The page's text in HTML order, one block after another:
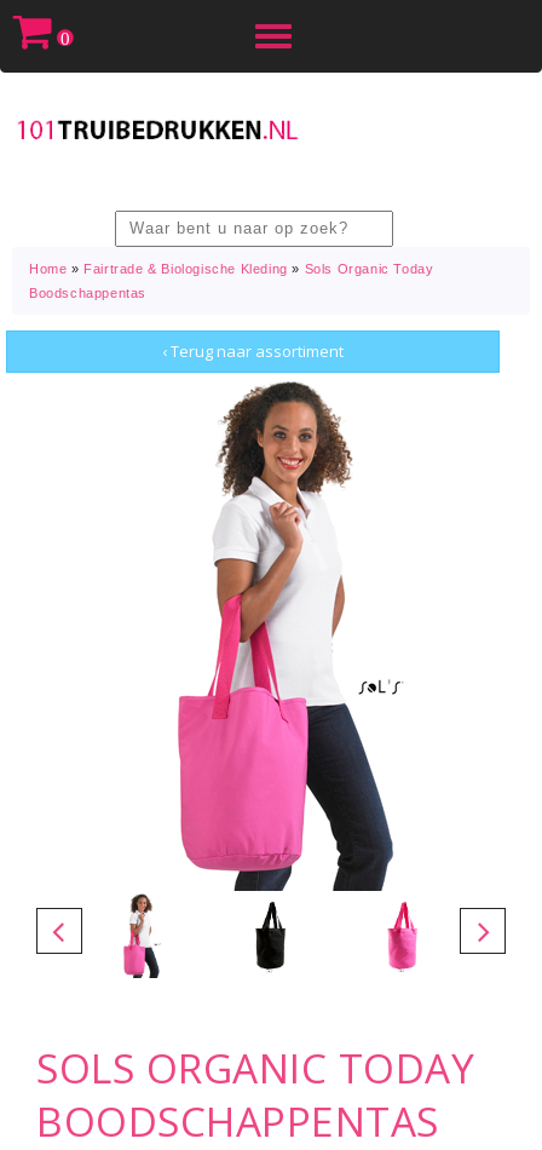
Toggle
0
Home » Fairtrade & Biologische Kleding » Sols Organic Today
Boodschappentas
‹ Terug naar assortiment
SOLS ORGANIC TODAY
BOODSCHAPPENTAS